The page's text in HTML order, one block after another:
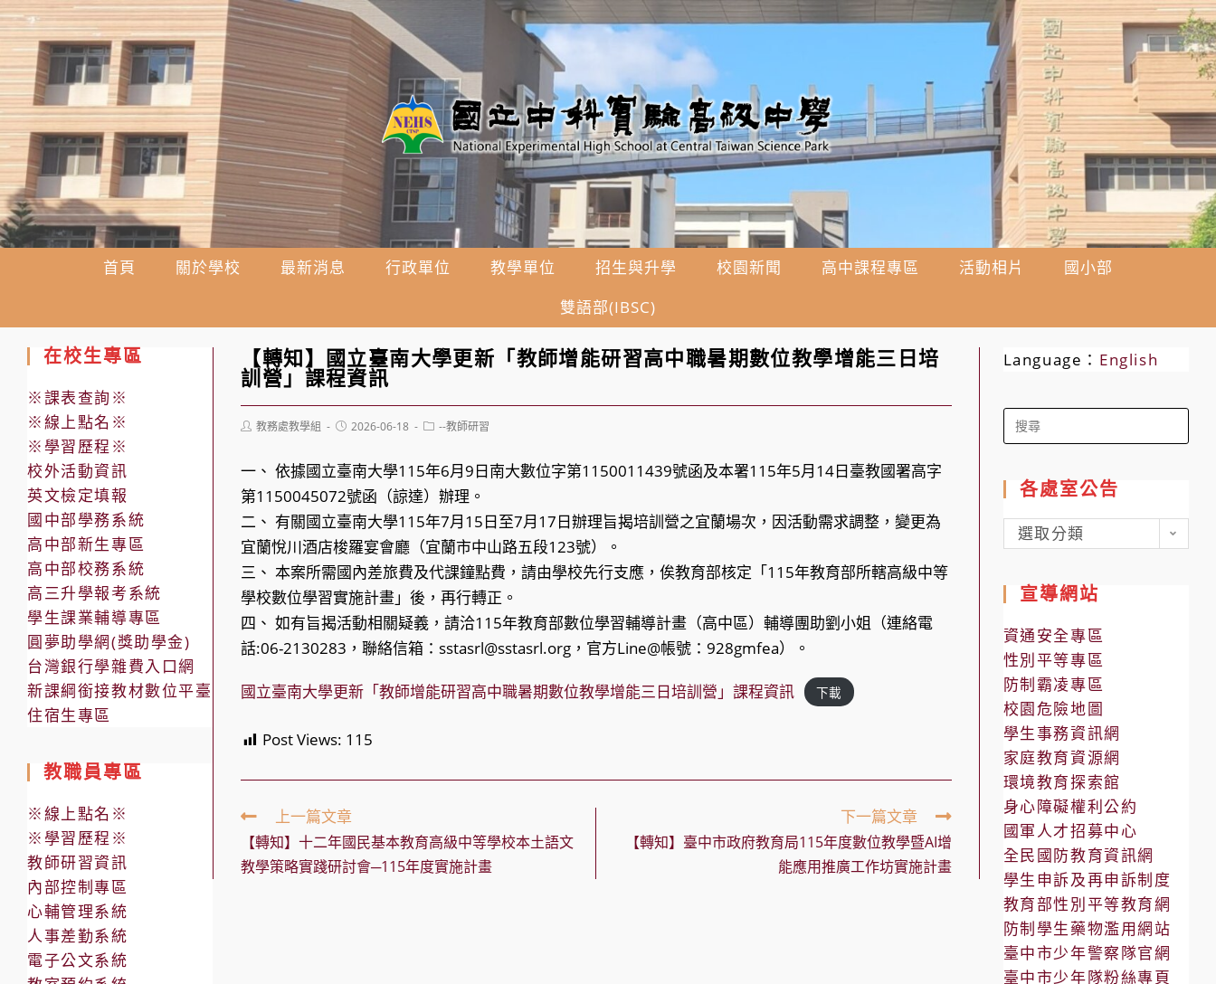
跳
轉
至
主
要
內
容
首頁 關於學校 最新消息 行政單位 教學單位 招生與升學 校園新聞 高中課程專區 活動相片
國小部
雙語部(IBSC)
【轉知】國立臺南大學更新「教師增能研習高中職暑期數位教學增能三日培
訓營」課程資訊
Post教務處教學組
Post2026-06-18
Post--教師研習
一、 依據國立臺南大學115年6月9日南大數位字第1150011439號函及本署115年5月14日臺教國署高字
第1150045072號函（諒達）辦理。
二、 有關國立臺南大學115年7月15日至7月17日辦理旨揭培訓營之宜蘭場次，因活動需求調整，變更為
宜蘭悅川酒店梭羅宴會廳（宜蘭市中山路五段123號）。
三、 本案所需國內差旅費及代課鐘點費，請由學校先行支應，俟教育部核定「115年教育部所轄高級中等
學校數位學習實施計畫」後，再行轉正。
四、 如有旨揭活動相關疑義，請洽115年教育部數位學習輔導計畫（高中區）輔導團助劉小姐（連絡電
話:06-2130283，聯絡信箱：sstasrl@sstasrl.org，官方Line@帳號：928gmfea）。
國立臺南大學更新「教師增能研習高中職暑期數位教學增能三日培訓營」課程資訊 下載
Post Views: 115
Read
more
articles
上一篇文章
【轉知】十二年國民基本教育高級中等學校本土語文
教學策略實踐研討會─115年度實施計畫
下一篇文章
【轉知】臺中市政府教育局115年度數位教學暨AI增
能應用推廣工作坊實施計畫
在校生專區
※課表查詢※
※線上點名※
※學習歷程※
校外活動資訊
英文檢定填報
國中部學務系統
高中部新生專區
高中部校務系統
高三升學報考系統
學生課業輔導專區
圓夢助學網(獎助學金)
台灣銀行學雜費入口網
新課綱銜接教材數位平臺
住宿生專區
教職員專區
※線上點名※
※學習歷程※
教師研習資訊
內部控制專區
心輔管理系統
人事差勤系統
電子公文系統
Language： English
Search
for:
各處室公告
各
處
公
告
選取分類
宣導網站
資通安全專區
性別平等專區
防制霸凌專區
校園危險地圖
學生事務資訊網
家庭教育資源網
環境教育探索館
身心障礙權利公約
國軍人才招募中心
全民國防教育資訊網
學生申訴及再申訴制度
教育部性別平等教育網
防制學生藥物濫用網站
臺中市少年警察隊官網
臺中市少年隊粉絲專頁